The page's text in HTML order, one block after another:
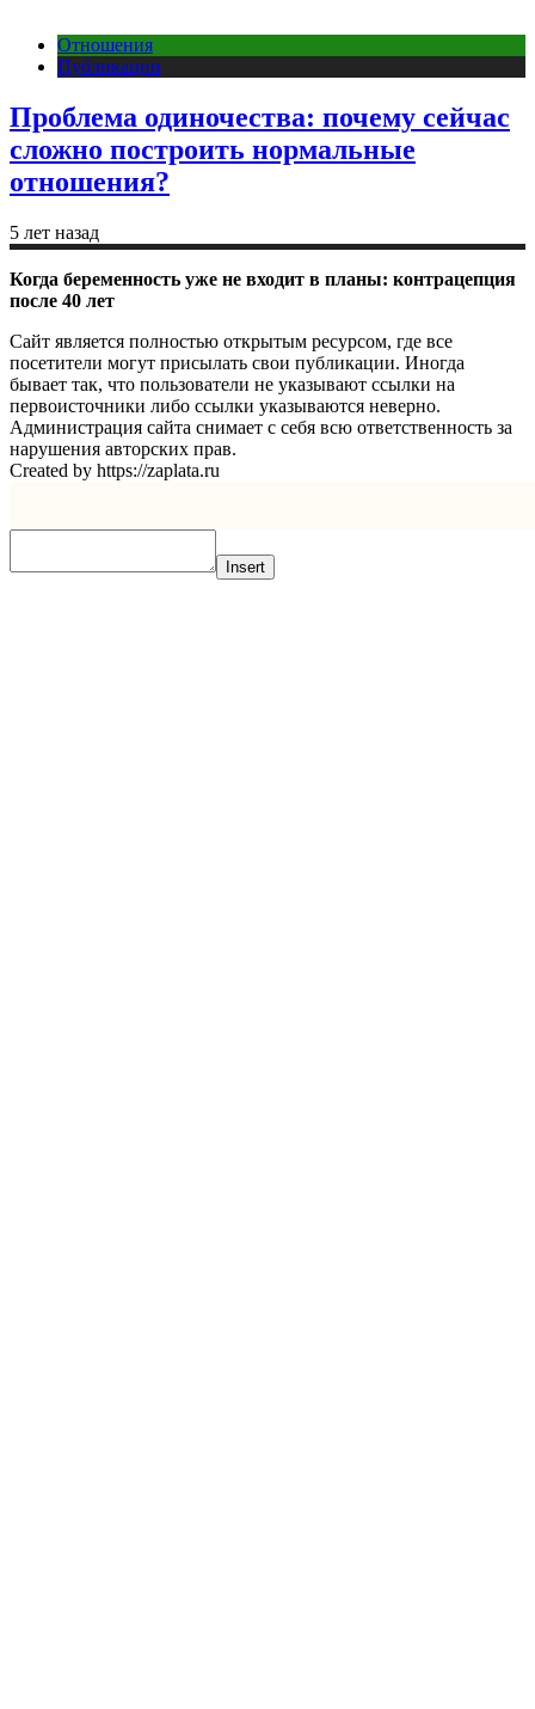
Отношения
Публикации
Проблема одиночества: почему сейчас
сложно построить нормальные
отношения?
5 лет назад
Когда беременность уже не входит в планы: контрацепция
после 40 лет
Сайт является полностью открытым ресурсом, где все
посетители могут присылать свои публикации. Иногда
бывает так, что пользователи не указывают ссылки на
первоисточники либо ссылки указываются неверно.
Администрация сайта снимает с себя всю ответственность за
нарушения авторских прав.
Created by https://zaplata.ru
Insert